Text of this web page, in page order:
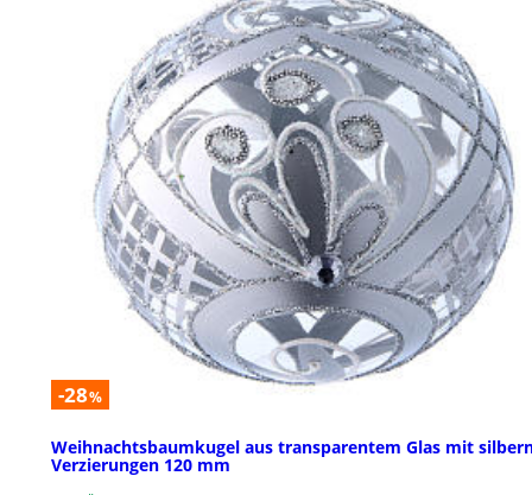
-28%
Weihnachtsbaumkugel aus transparentem Glas mit
Verzierungen 120 mm